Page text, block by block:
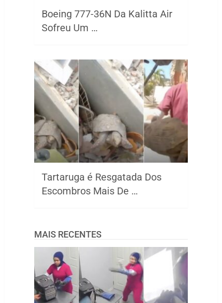
Boeing 777-36N Da Kalitta Air
Sofreu Um …
Tartaruga é Resgatada Dos
Escombros Mais De …
MAIS RECENTES